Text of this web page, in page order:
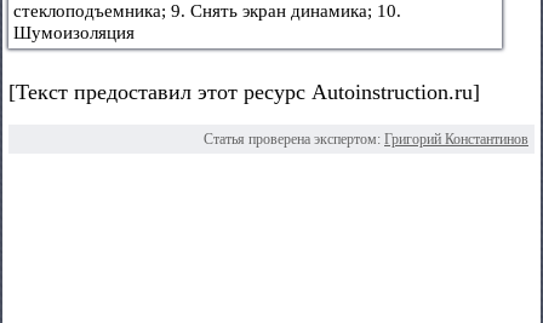
стеклоподъемника; 9. Снять экран динамика; 10.
Шумоизоляция
[Текст предоставил этот ресурс Autoinstruction.ru]
Статья проверена экспертом: Григорий Константинов